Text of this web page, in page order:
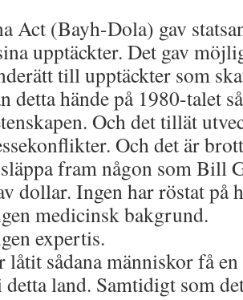
Act (Bayh-Dola) gav
upptäckter. Det gav
till upptäckter som
detta hände på 1980-talet
Och det tillät
Och det är
fram någon som Bill
dollar. Ingen har röstat på
medicinsk bakgrund.
expertis.
låtit sådana människor få
land. Samtidigt som